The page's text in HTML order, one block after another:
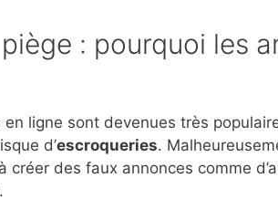
: pourquoi les
ligne sont devenues très
d’escroqueries.
créer des faux annonces comme